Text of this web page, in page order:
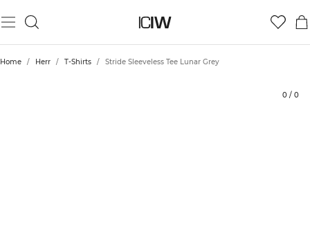
Home / Herr / T-Shirts / Stride Sleeveless Tee Lunar Grey
0 / 0